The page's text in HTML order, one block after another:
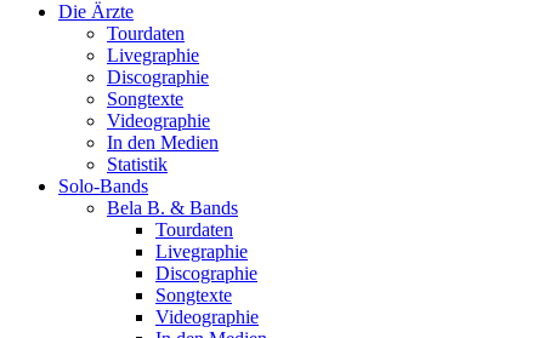
Die Ärzte
Tourdaten
Livegraphie
Discographie
Songtexte
Videographie
In den Medien
Statistik
Solo-Bands
Bela B. & Bands
Tourdaten
Livegraphie
Discographie
Songtexte
Videographie